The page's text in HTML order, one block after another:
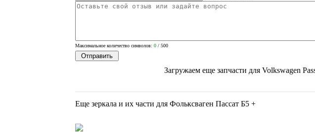
Вопросы? Звоните!
Максимальное количество символов: 0 / 500
Загружаем еще запчасти для Volkswagen
Еще зеркала и их части для Фольксваген Пассат Б5 +